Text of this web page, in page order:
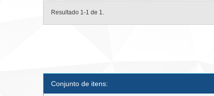
Resultado 1-1 de 1.
Conjunto de itens: